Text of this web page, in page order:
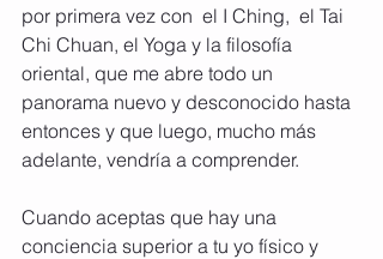
por primera vez con  el I Ching,  el Tai
Chi Chuan, el Yoga y la filosofía
oriental, que me abre todo un
panorama nuevo y desconocido hasta
entonces y que luego, mucho más
adelante, vendría a comprender.
Cuando aceptas que hay una
conciencia superior a tu yo físico y